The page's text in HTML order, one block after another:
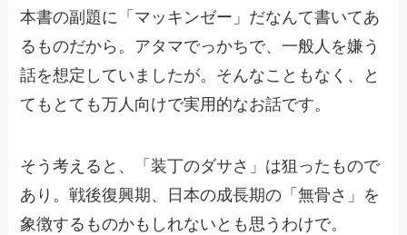
本書の副題に「マッキンゼー」だなんて書いてあ
るものだから。アタマでっかちで、一般人を嫌う
話を想定していましたが。そんなこともなく、と
てもとても万人向けで実用的なお話です。
そう考えると、「装丁のダサさ」は狙ったもので
あり。戦後復興期、日本の成長期の「無骨さ」を
象徴するものかもしれないとも思うわけで。